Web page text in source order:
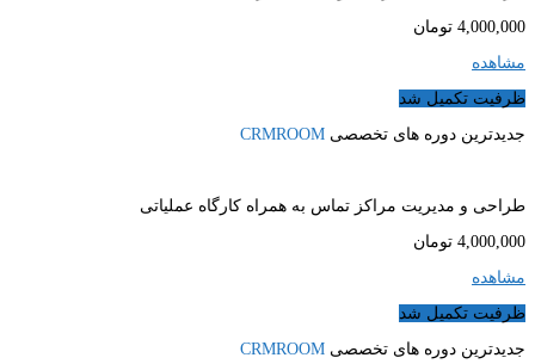
4,000,000 تومان
مشاهده
ظرفیت تکمیل شد
جدیدترین دوره های تخصصی CRMROOM
طراحی و مدیریت مراکز تماس به همراه کارگاه عملیاتی
4,000,000 تومان
مشاهده
ظرفیت تکمیل شد
جدیدترین دوره های تخصصی CRMROOM